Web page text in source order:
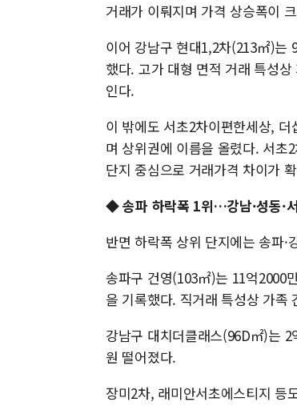
거래가 이뤄지며 가격 상승폭이
이어 강남구 현대1,2차(213㎡)는
했다. 고가 대형 면적 거래 특성
인다.
이 밖에도 서초2차이편한세상,
며 상위권에 이름을 올렸다. 서초
단지 중심으로 거래가격 차이가
◆ 송파 하락폭 1위…강남·성동·
반면 하락폭 상위 단지에는 송파·
송파구 건영(103㎡)는 11억2000
을 기록했다. 직거래 특성상 가족
강남구 대치더클래스(96D㎡)는
원 떨어졌다.
장미2차, 래미안서초에스티지 등